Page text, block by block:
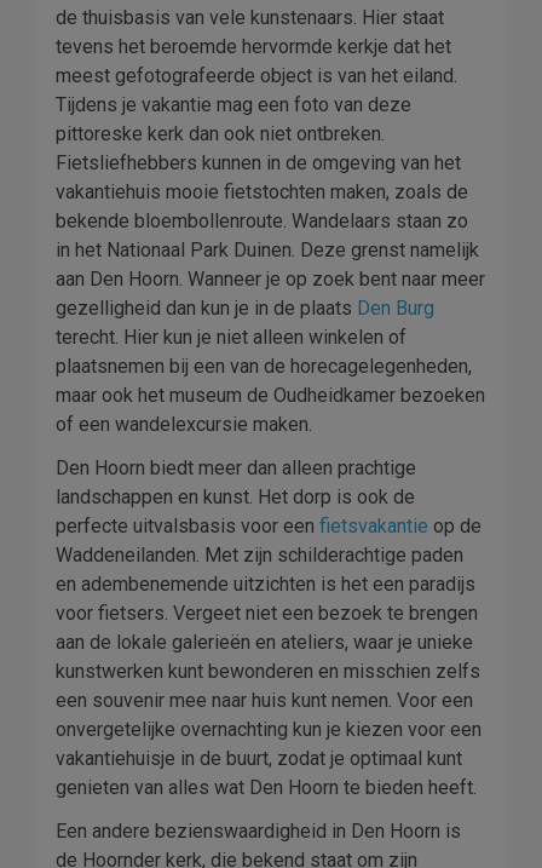
de thuisbasis van vele kunstenaars. Hier staat
tevens het beroemde hervormde kerkje dat het
meest gefotografeerde object is van het eiland.
Tijdens je vakantie mag een foto van deze
pittoreske kerk dan ook niet ontbreken.
Fietsliefhebbers kunnen in de omgeving van het
vakantiehuis mooie fietstochten maken, zoals de
bekende bloembollenroute. Wandelaars staan zo
in het Nationaal Park Duinen. Deze grenst namelijk
aan Den Hoorn. Wanneer je op zoek bent naar meer
gezelligheid dan kun je in de plaats Den Burg
terecht. Hier kun je niet alleen winkelen of
plaatsnemen bij een van de horecagelegenheden,
maar ook het museum de Oudheidkamer bezoeken
of een wandelexcursie maken.
Den Hoorn biedt meer dan alleen prachtige
landschappen en kunst. Het dorp is ook de
perfecte uitvalsbasis voor een fietsvakantie op de
Waddeneilanden. Met zijn schilderachtige paden
en adembenemende uitzichten is het een paradijs
voor fietsers. Vergeet niet een bezoek te brengen
aan de lokale galerieën en ateliers, waar je unieke
kunstwerken kunt bewonderen en misschien zelfs
een souvenir mee naar huis kunt nemen. Voor een
onvergetelijke overnachting kun je kiezen voor een
vakantiehuisje in de buurt, zodat je optimaal kunt
genieten van alles wat Den Hoorn te bieden heeft.
Een andere bezienswaardigheid in Den Hoorn is
de Hoornder kerk, die bekend staat om zijn